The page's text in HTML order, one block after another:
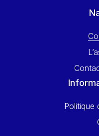
Politique